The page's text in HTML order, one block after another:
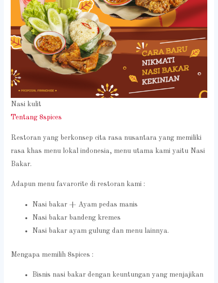
Nasi kulit
Tentang 8spices
Restoran yang berkonsep cita rasa nusantara yang memiliki
rasa khas menu lokal indonesia, menu utama kami yaitu Nasi
Bakar.
Adapun menu favarorite di restoran kami :
Nasi bakar + Ayam pedas manis
Nasi bakar bandeng kremes
Nasi bakar ayam gulung dan menu lainnya.
Mengapa memilih 8spices :
Bisnis nasi bakar dengan keuntungan yang menjajikan